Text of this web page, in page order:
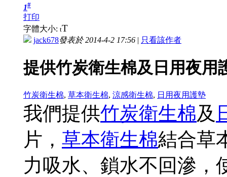
1#
打印
字體大小: tT
jack678發表於 2014-4-2 17:56 | 只看該作者
提供竹炭衛生棉及日用夜用
竹炭衛生棉, 草本衛生棉, 涼感衛生棉, 日用夜用護墊
我們提供竹炭衛生棉及
片， 草本衛生棉結合草
力吸水、鎖水不回滲，